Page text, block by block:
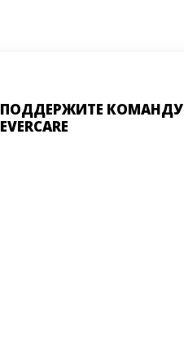
ПОДДЕРЖИТЕ КОМАНДУ
EVERCARE